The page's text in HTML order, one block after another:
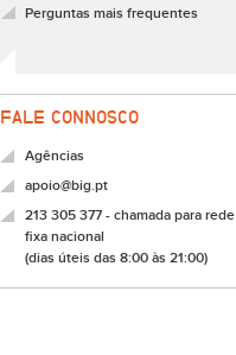
Perguntas mais frequentes
FALE CONNOSCO
Agências
apoio@big.pt
213 305 377 - chamada para rede
fixa nacional
(dias úteis das 8:00 às 21:00)